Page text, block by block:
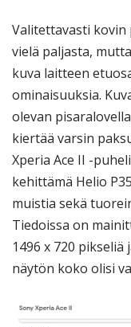
Valitettavasti kovin
vielä paljasta,
kuva laitteen
ominaisuuksia.
olevan
kiertää varsin
Xperia Ace II -
kehittämä Helio
muistia sekä
Tiedoissa on
1496 x 720
näytön koko olisi